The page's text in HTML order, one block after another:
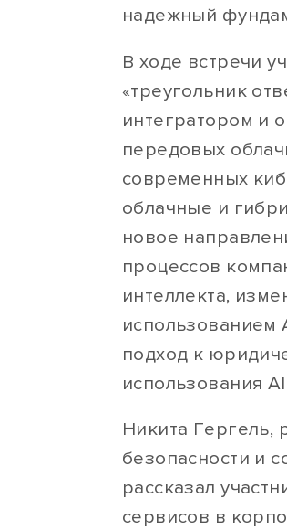
надежный
В ходе встречи
«треугольник
интегратором и
передовых
современных
облачные и
новое
процессов
интеллекта,
использованием
подход к
использования
Никита Гергель,
безопасности и
рассказал
сервисов в